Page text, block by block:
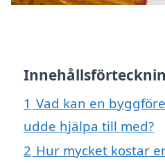
1 Vad kan en
udde hjälpa till med?
2 Hur mycket kostar